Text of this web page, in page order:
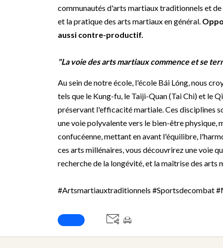
communautés d'arts martiaux traditionnels et
et la pratique des arts martiaux en général.
aussi contre-productif.
"La voie des arts martiaux commence et se
Au sein de notre école, l'école Bái Lóng, nous
tels que le Kung-fu, le Taiji-Quan (Tai Chi) et le
préservant l'efficacité martiale. Ces disciplines
une voie polyvalente vers le bien-être
confucéenne, mettant en avant l'équilibre,
ces arts millénaires, vous découvrirez une voie
recherche de la longévité, et la maîtrise des arts
#Artsmartiauxtraditionnels #Sportsdecombat